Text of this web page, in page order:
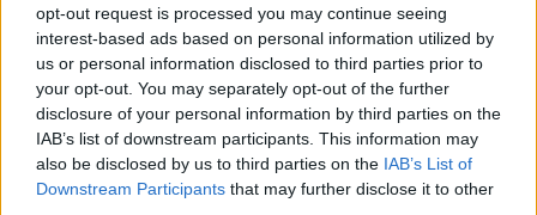
opt-out request is processed you may continue seeing
interest-based ads based on personal information utilized by
us or personal information disclosed to third parties prior to
your opt-out. You may separately opt-out of the further
disclosure of your personal information by third parties on the
IAB’s list of downstream participants. This information may
also be disclosed by us to third parties on the IAB’s List of
Downstream Participants that may further disclose it to other
νέας γενιάς, έχει αναλάβει το 2025 μία σειρά από
εκπαιδευτικές δράσεις, προσφέροντας τη
δυνατότητα σε σχολεία της ευρύτερης περιοχής να
επισκεφτούν τις εγκαταστάσεις της.
Από την αρχή του έτους, αρκετά σχολεία
επισκέφθηκαν το εργοστάσιο εμφιάλωσης νερού της
Δίρφυς ΑΕ. Κατά τη διάρκεια των επισκέψεων, οι
μαθητές είχαν την ευκαιρία να παρακολουθήσουν από